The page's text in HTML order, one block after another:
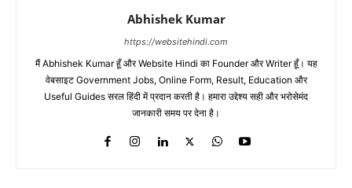
Abhishek Kumar
https://websitehindi.com
मैं Abhishek Kumar हूँ और Website Hindi का Founder और Writer हूँ। यह
वेबसाइट Government Jobs, Online Form, Result, Education और
Useful Guides सरल हिंदी में प्रदान करती है। हमारा उद्देश्य सही और भरोसेमंद
जानकारी समय पर देना है।